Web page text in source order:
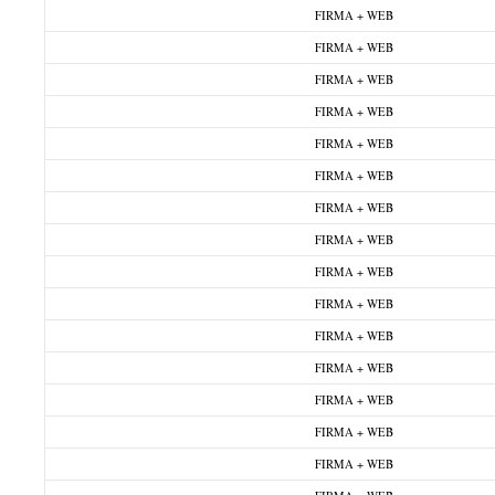
FIRMA + WEB
FIRMA + WEB
FIRMA + WEB
FIRMA + WEB
FIRMA + WEB
FIRMA + WEB
FIRMA + WEB
FIRMA + WEB
FIRMA + WEB
FIRMA + WEB
FIRMA + WEB
FIRMA + WEB
FIRMA + WEB
FIRMA + WEB
FIRMA + WEB